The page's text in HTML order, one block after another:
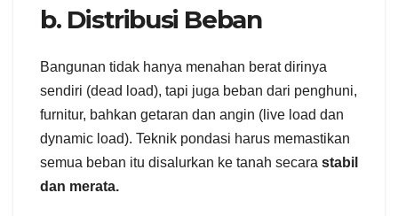
b. Distribusi Beban
Bangunan tidak hanya menahan berat dirinya
sendiri (dead load), tapi juga beban dari penghuni,
furnitur, bahkan getaran dan angin (live load dan
dynamic load). Teknik pondasi harus memastikan
semua beban itu disalurkan ke tanah secara stabil
dan merata.